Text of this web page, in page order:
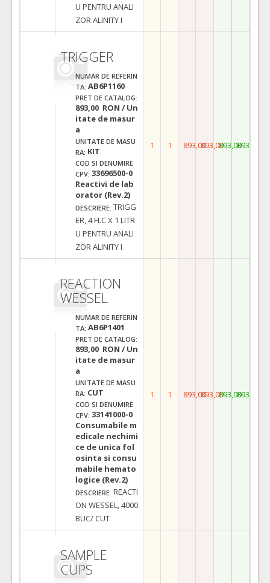
U PENTRU ANALI
ZOR ALINITY I
TRIGGER
NUMAR DE REFERIN
TA: AB6P1160
PRET DE CATALOG:
893,00 RON / Un
itate de masur
a
UNITATE DE MASU
RA: KIT
COD SI DENUMIRE
CPV: 33696500-0
Reactivi de lab
orator (Rev.2)
DESCRIERE: TRIGG
ER, 4 FLC X 1 LITR
U PENTRU ANALI
ZOR ALINITY I
1 1 893,00893,00893,00893,00
REACTION
WESSEL
NUMAR DE REFERIN
TA: AB6P1401
PRET DE CATALOG:
893,00 RON / Un
itate de masur
a
UNITATE DE MASU
RA: CUT
COD SI DENUMIRE
CPV: 33141000-0
Consumabile m
edicale nechimi
ce de unica fol
osinta si consu
mabile hemato
logice (Rev.2)
DESCRIERE: REACTI
ON WESSEL, 4000
BUC/ CUT
1 1 893,00893,00893,00893,00
SAMPLE
CUPS